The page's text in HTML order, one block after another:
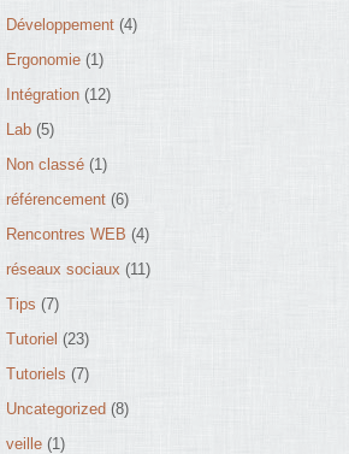
Développement (4)
Ergonomie (1)
Intégration (12)
Lab (5)
Non classé (1)
référencement (6)
Rencontres WEB (4)
réseaux sociaux (11)
Tips (7)
Tutoriel (23)
Tutoriels (7)
Uncategorized (8)
veille (1)